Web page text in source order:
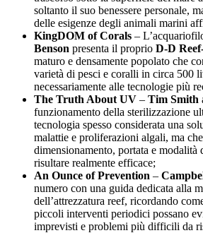
soltanto il suo benessere personale,
delle esigenze degli animali marini
KingDOM of Corals –
Benson presenta il proprio D-D
maturo e densamente popolato che
varietà di pesci e coralli in circa 500
necessariamente alle tecnologie più
The Truth About UV – Tim Smith
funzionamento della sterilizzazione
tecnologia spesso considerata una
malattie e proliferazioni algali, ma
dimensionamento, portata e
risultare realmente efficace;
An Ounce of Prevention –
numero con una guida dedicata alla
dell’attrezzatura reef, ricordando
piccoli interventi periodici possano
imprevisti e problemi più difficili da